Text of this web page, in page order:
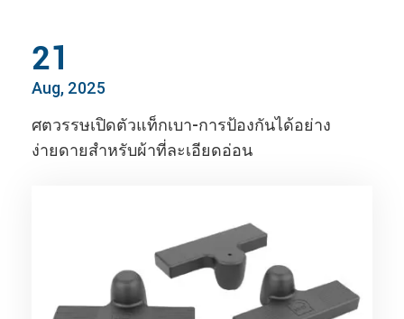
21
Aug, 2025
ศตวรรษเปิดตัวแท็กเบา-การป้องกันได้อย่าง
ง่ายดายสำหรับผ้าที่ละเอียดอ่อน